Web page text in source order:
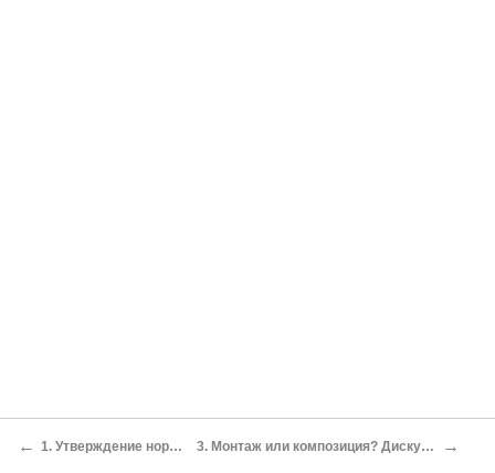
← 1. Утверждение нормативной эстетики 3. Монтаж или композиция? Дискуссия о Дос Пассосе и Джойсе →